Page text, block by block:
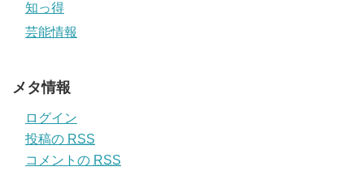
知っ得
芸能情報
メタ情報
ログイン
投稿の RSS
コメントの RSS